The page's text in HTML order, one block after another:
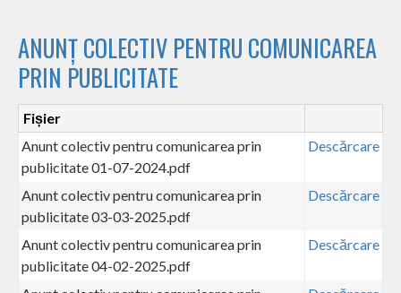
ANUNȚ COLECTIV PENTRU COMUNICAREA
PRIN PUBLICITATE
Fișier
Anunt colectiv pentru comunicarea prin
publicitate 01-07-2024.pdf
Descărcare
Anunt colectiv pentru comunicarea prin
publicitate 03-03-2025.pdf
Descărcare
Anunt colectiv pentru comunicarea prin
publicitate 04-02-2025.pdf
Descărcare